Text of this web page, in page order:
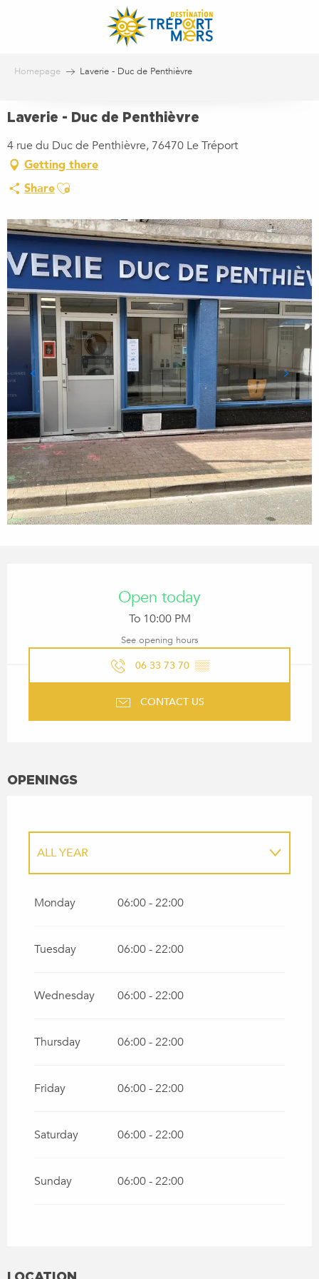
Homepage Laverie - Duc de Penthièvre
Laverie - Duc de Penthièvre
4 rue du Duc de Penthièvre, 76470 Le Tréport
Getting there
ShareAjouter aux favoris
Open today
To 10:00 PM
See opening hours
06 33 73 70 ▒▒
CONTACT US
OPENINGS
ALL YEAR
ALL YEAR 2027
Monday 06:00 - 22:00
Tuesday 06:00 - 22:00
Wednesday 06:00 - 22:00
Thursday 06:00 - 22:00
Friday 06:00 - 22:00
Saturday 06:00 - 22:00
Sunday 06:00 - 22:00